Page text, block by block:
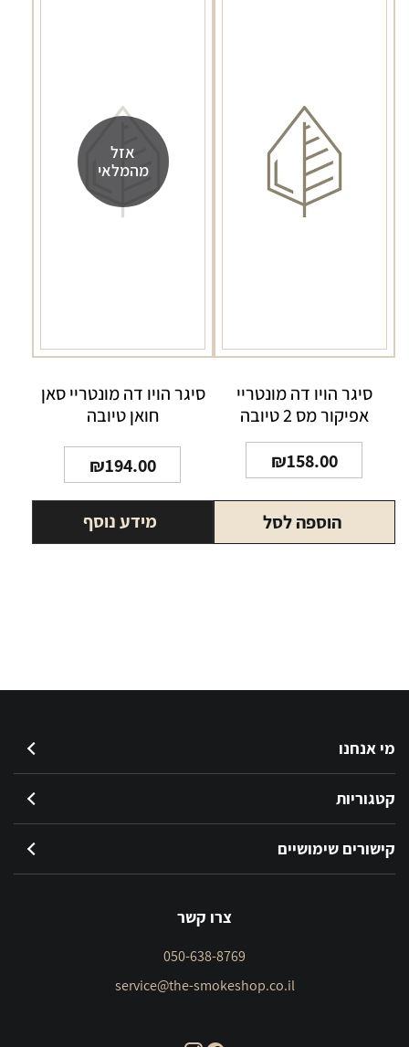
סיגר הויו דה מונטריי
אפיקור מס 2 טיובה
₪158.00
הוספה לסל
אזל
מהמלאי
סיגר הויו דה מונטריי סאן
חואן טיובה
₪194.00
מידע נוסף
מי אנחנו
קטגוריות
קישורים שימושיים
צרו קשר
050-638-8769
service@the-smokeshop.co.il